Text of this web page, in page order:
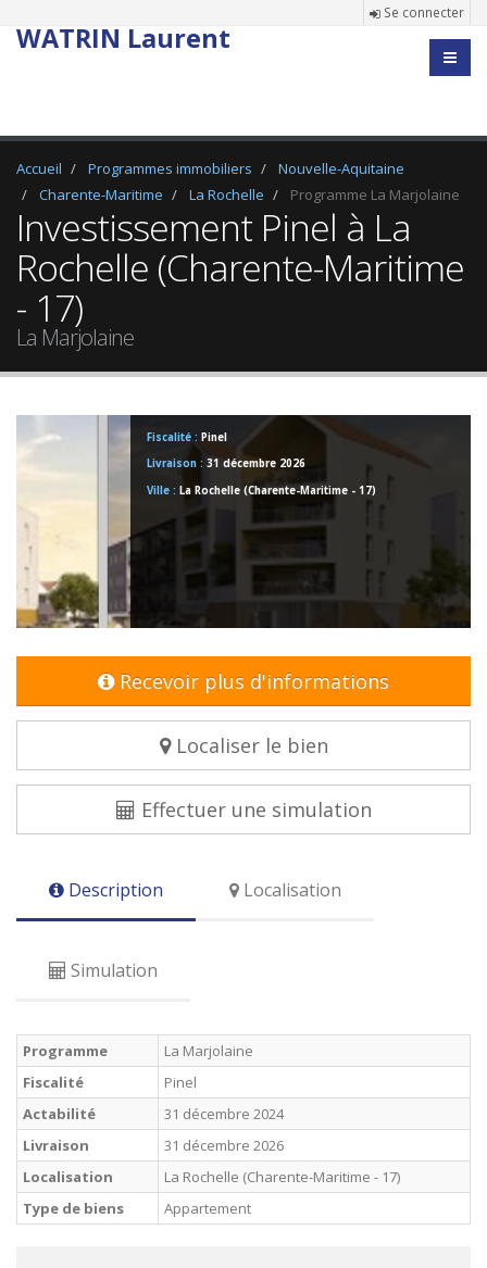
Se connecter
WATRIN Laurent
Accueil Programmes immobiliers
Nouvelle-Aquitaine
Charente-Maritime
La Rochelle Programme La Marjolaine
Investissement Pinel à La
Rochelle (Charente-Maritime
- 17)
La Marjolaine
Fiscalité : Pinel
Livraison : 31 décembre 2026
Ville : La Rochelle (Charente-Maritime - 17)
Recevoir plus d'informations
Localiser le bien
Effectuer une simulation
Description Localisation
Simulation
Programme
La Marjolaine
Fiscalité
Pinel
Actabilité
31 décembre 2024
Livraison
31 décembre 2026
Localisation
La Rochelle (Charente-Maritime - 17)
Type de biens
Appartement